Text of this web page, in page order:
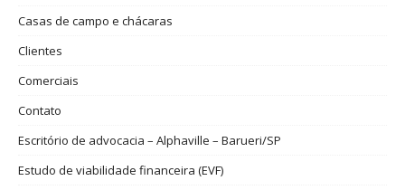
Casas de campo e chácaras
Clientes
Comerciais
Contato
Escritório de advocacia – Alphaville – Barueri/SP
Estudo de viabilidade financeira (EVF)